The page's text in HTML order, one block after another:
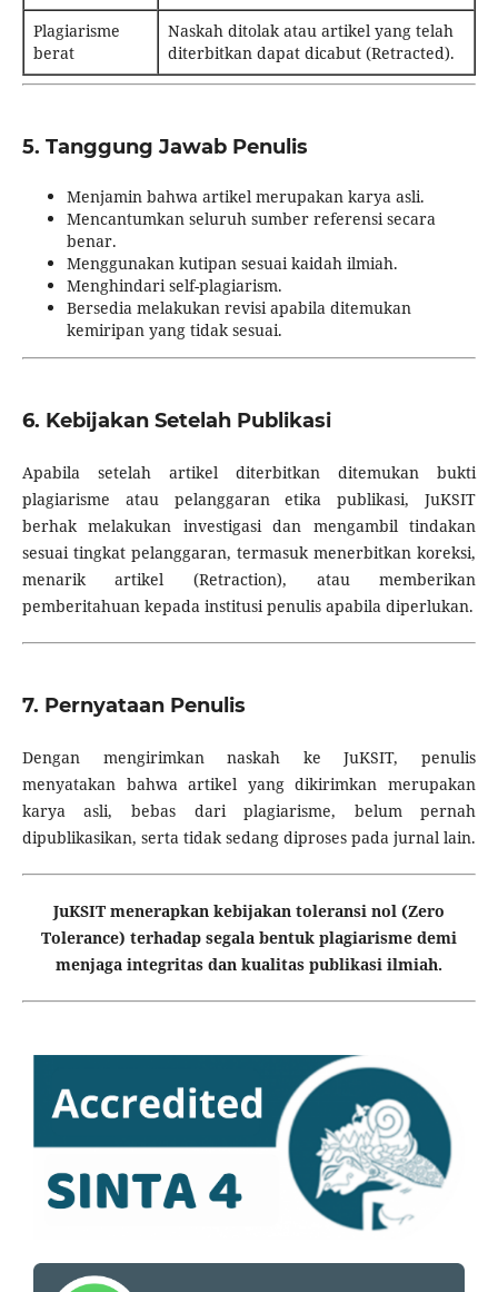
Plagiarisme
berat
Naskah ditolak atau artikel yang telah
diterbitkan dapat dicabut (Retracted).
5. Tanggung Jawab Penulis
Menjamin bahwa artikel merupakan karya asli.
Mencantumkan seluruh sumber referensi secara
benar.
Menggunakan kutipan sesuai kaidah ilmiah.
Menghindari self-plagiarism.
Bersedia melakukan revisi apabila ditemukan
kemiripan yang tidak sesuai.
6. Kebijakan Setelah Publikasi
Apabila setelah artikel diterbitkan ditemukan bukti
plagiarisme atau pelanggaran etika publikasi, JuKSIT
berhak melakukan investigasi dan mengambil tindakan
sesuai tingkat pelanggaran, termasuk menerbitkan koreksi,
menarik artikel (Retraction), atau memberikan
pemberitahuan kepada institusi penulis apabila diperlukan.
7. Pernyataan Penulis
Dengan mengirimkan naskah ke JuKSIT, penulis
menyatakan bahwa artikel yang dikirimkan merupakan
karya asli, bebas dari plagiarisme, belum pernah
dipublikasikan, serta tidak sedang diproses pada jurnal lain.
JuKSIT menerapkan kebijakan toleransi nol (Zero
Tolerance) terhadap segala bentuk plagiarisme demi
menjaga integritas dan kualitas publikasi ilmiah.